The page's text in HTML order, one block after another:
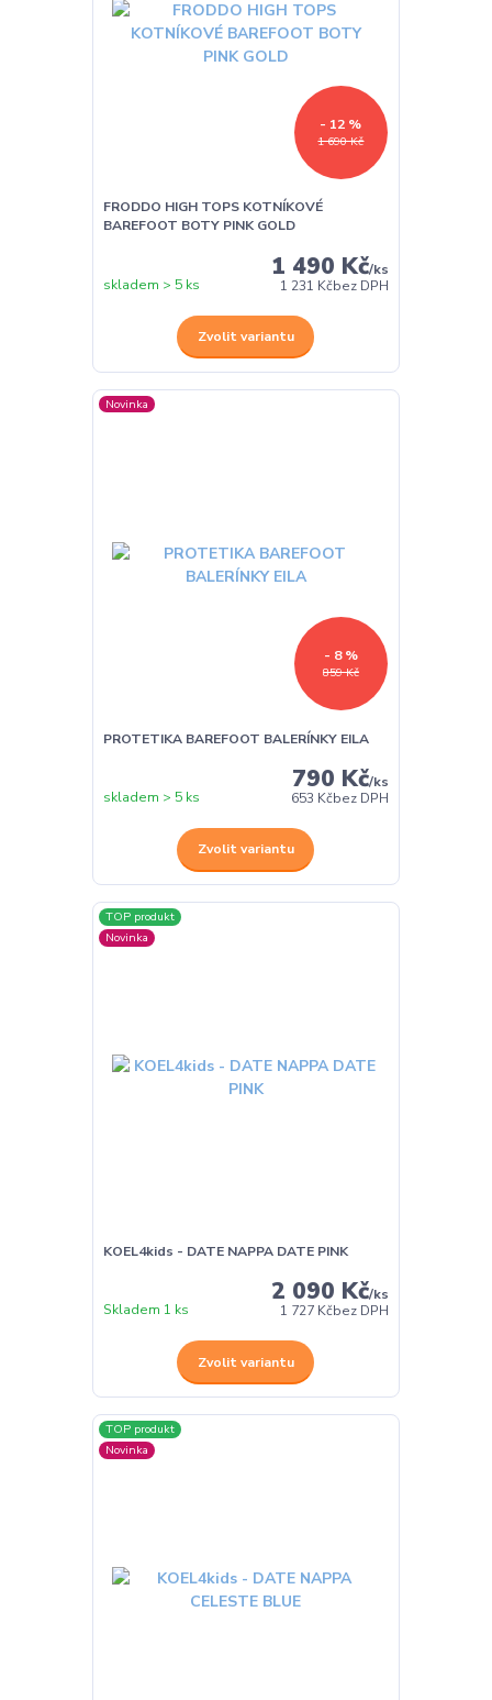
1 690 Kč
- 12 %
FRODDO HIGH TOPS KOTNÍKOVÉ
BAREFOOT BOTY PINK GOLD
1 490 Kč/ks
1 231 Kčbez DPH
skladem > 5 ks
Zvolit variantu
Novinka
859 Kč
- 8 %
PROTETIKA BAREFOOT BALERÍNKY EILA
790 Kč/ks
653 Kčbez DPH
skladem > 5 ks
Zvolit variantu
TOP produkt
Novinka
KOEL4kids - DATE NAPPA DATE PINK
2 090 Kč/ks
1 727 Kčbez DPH
Skladem 1 ks
Zvolit variantu
TOP produkt
Novinka